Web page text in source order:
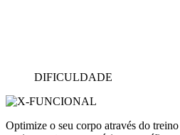
DIFICULDADE
Optimize o seu corpo através do